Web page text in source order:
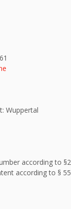
Wuppertal
according to
according to § 55